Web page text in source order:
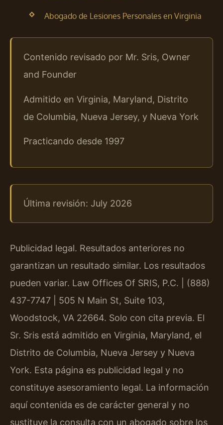
Abogado de Lesiones Personales en Virginia
Contenido revisado por Mr. Sris, Owner
and Founder
Admitido en Virginia, Maryland, Distrito
de Columbia, Nueva Jersey, y Nueva York
Practicando desde 1997
Última revisión: July 2026
Publicidad legal. Resultados anteriores no
garantizan un resultado similar. Los resultados
pueden variar. Law Offices Of SRIS, P.C. | (888)
437-7747 | 505 N Main St, Suite 103,
Woodstock, VA 22664. Solo con cita previa. El
Sr. Sris está admitido en Virginia, Maryland, el
Distrito de Columbia, Nueva Jersey y Nueva
York. Esta página es publicidad legal y no
constituye asesoramiento legal. La información
aquí contenida es de carácter general y no
sustituye la consulta con un abogado sobre los